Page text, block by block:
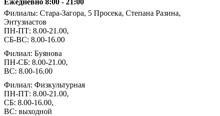
Ежедневно 8:00 - 21:00
Филиалы: Стара-Загора, 5 Просека, Степана Разина,
Энтузиастов
ПН-ПТ: 8.00-21.00,
СБ-ВС: 8.00-16.00
Филиал: Буянова
ПН-СБ: 8.00-21.00,
ВС: 8.00-16.00
Филиал: Физкультурная
ПН-ПТ: 8.00-21.00,
СБ: 8.00-16.00,
ВС: выходной